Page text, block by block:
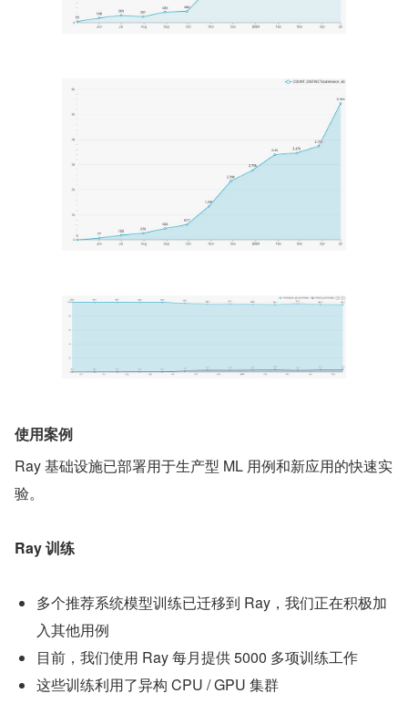
使用案例
Ray 基础设施已部署用于生产型 ML 用例和新应用的快速实
验。
Ray 训练
多个推荐系统模型训练已迁移到 Ray，我们正在积极加
入其他用例
目前，我们使用 Ray 每月提供 5000 多项训练工作
这些训练利用了异构 CPU / GPU 集群